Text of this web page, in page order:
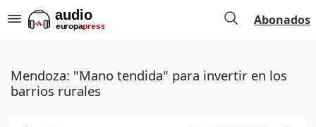
Abonados
Mendoza: "Mano tendida" para invertir en los
barrios rurales